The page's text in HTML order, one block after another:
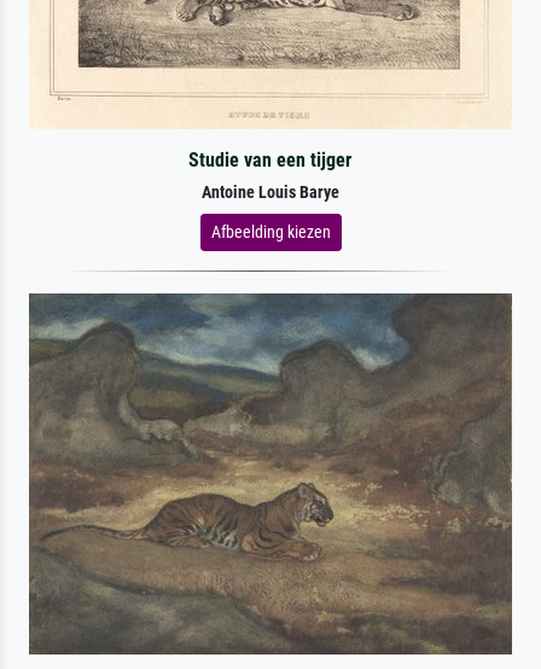
Studie van een tijger
Antoine Louis Barye
Afbeelding kiezen